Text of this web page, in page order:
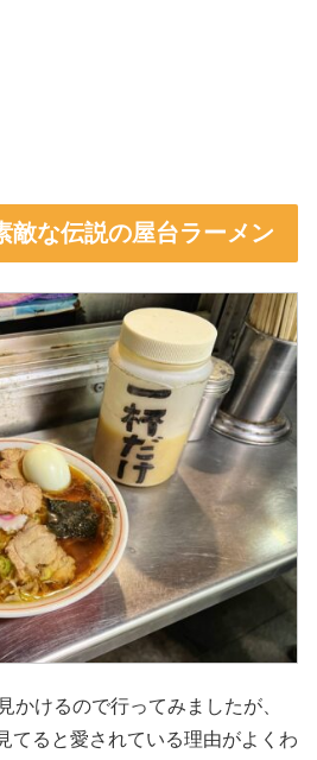
敵な伝説の屋台ラーメン
かけるので行ってみましたが、
てると愛されている理由がよくわ